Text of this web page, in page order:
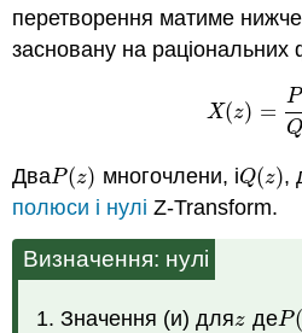
перетворення матиме
засновану на раціональних
X(z) =
P
Q
X(z)= P( z)
ДваP(z)
P(z) многочлени, іQ(z)
Q(z),
полюси і нулі Z-Transform.
Визначення: нулі
Значення (и) дляz
z деP(
P(